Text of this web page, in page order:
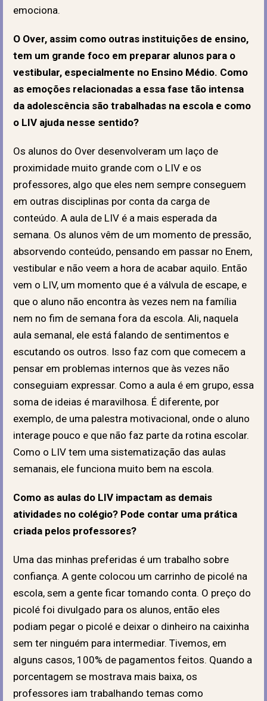
emociona.
O Over, assim como outras instituições de ensino,
tem um grande foco em preparar alunos para o
vestibular, especialmente no Ensino Médio. Como
as emoções relacionadas a essa fase tão intensa
da adolescência são trabalhadas na escola e como
o LIV ajuda nesse sentido?
Os alunos do Over desenvolveram um laço de
proximidade muito grande com o LIV e os
professores, algo que eles nem sempre conseguem
em outras disciplinas por conta da carga de
conteúdo. A aula de LIV é a mais esperada da
semana. Os alunos vêm de um momento de pressão,
absorvendo conteúdo, pensando em passar no Enem,
vestibular e não veem a hora de acabar aquilo. Então
vem o LIV, um momento que é a válvula de escape, e
que o aluno não encontra às vezes nem na família
nem no fim de semana fora da escola. Ali, naquela
aula semanal, ele está falando de sentimentos e
escutando os outros. Isso faz com que comecem a
pensar em problemas internos que às vezes não
conseguiam expressar. Como a aula é em grupo, essa
soma de ideias é maravilhosa. É diferente, por
exemplo, de uma palestra motivacional, onde o aluno
interage pouco e que não faz parte da rotina escolar.
Como o LIV tem uma sistematização das aulas
semanais, ele funciona muito bem na escola.
Como as aulas do LIV impactam as demais
atividades no colégio? Pode contar uma prática
criada pelos professores?
Uma das minhas preferidas é um trabalho sobre
confiança. A gente colocou um carrinho de picolé na
escola, sem a gente ficar tomando conta. O preço do
picolé foi divulgado para os alunos, então eles
podiam pegar o picolé e deixar o dinheiro na caixinha
sem ter ninguém para intermediar. Tivemos, em
alguns casos, 100% de pagamentos feitos. Quando a
porcentagem se mostrava mais baixa, os
professores iam trabalhando temas como